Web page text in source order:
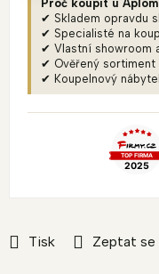
Tisk Zeptat se
Proč koupit u
✔ Skladem opravdu
✔ Specialisté na
✔ Vlastní showroom
✔ Ověřený sortiment
✔ Koupelnový